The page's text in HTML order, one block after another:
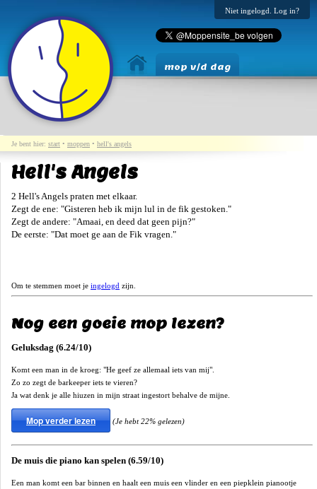
Niet ingelogd. Log in?
mop v/d dag
Je bent hier: start • moppen • hell's angels
Hell's Angels
2 Hell's Angels praten met elkaar.
Zegt de ene: "Gisteren heb ik mijn lul in de fik gestoken."
Zegt de andere: "Amaai, en deed dat geen pijn?"
De eerste: "Dat moet ge aan de Fik vragen."
Om te stemmen moet je ingelogd zijn.
Nog een goeie mop lezen?
Geluksdag (6.24/10)
Komt een man in de kroeg: "He geef ze allemaal iets van mij".
Zo zo zegt de barkeeper iets te vieren?
Ja wat denk je alle hiuzen in mijn straat ingestort behalve de mijne.
Mop verder lezen (Je hebt 22% gelezen)
De muis die piano kan spelen (6.59/10)
Een man komt een bar binnen en haalt een muis een vlinder en een piepklein pianootje